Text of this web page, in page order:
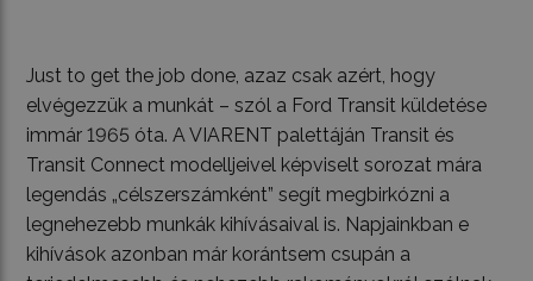
Just to get the job done, azaz csak azért, hogy
elvégezzük a munkát – szól a Ford Transit küldetése
immár 1965 óta. A VIARENT palettáján Transit és
Transit Connect modelljeivel képviselt sorozat mára
legendás „célszerszámként” segít megbirkózni a
legnehezebb munkák kihívásaival is. Napjainkban e
kihívások azonban már korántsem csupán a